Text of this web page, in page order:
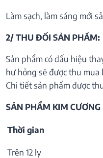
Làm sạch, làm sáng mới
2/ THU ĐỔI SẢN PHẨM:
Sản phẩm có dấu hiệu
hư hỏng sẽ được thu
Chi tiết sản phẩm được
SẢN PHẨM KIM CƯƠNG
Thời gian
Trên 12 ly